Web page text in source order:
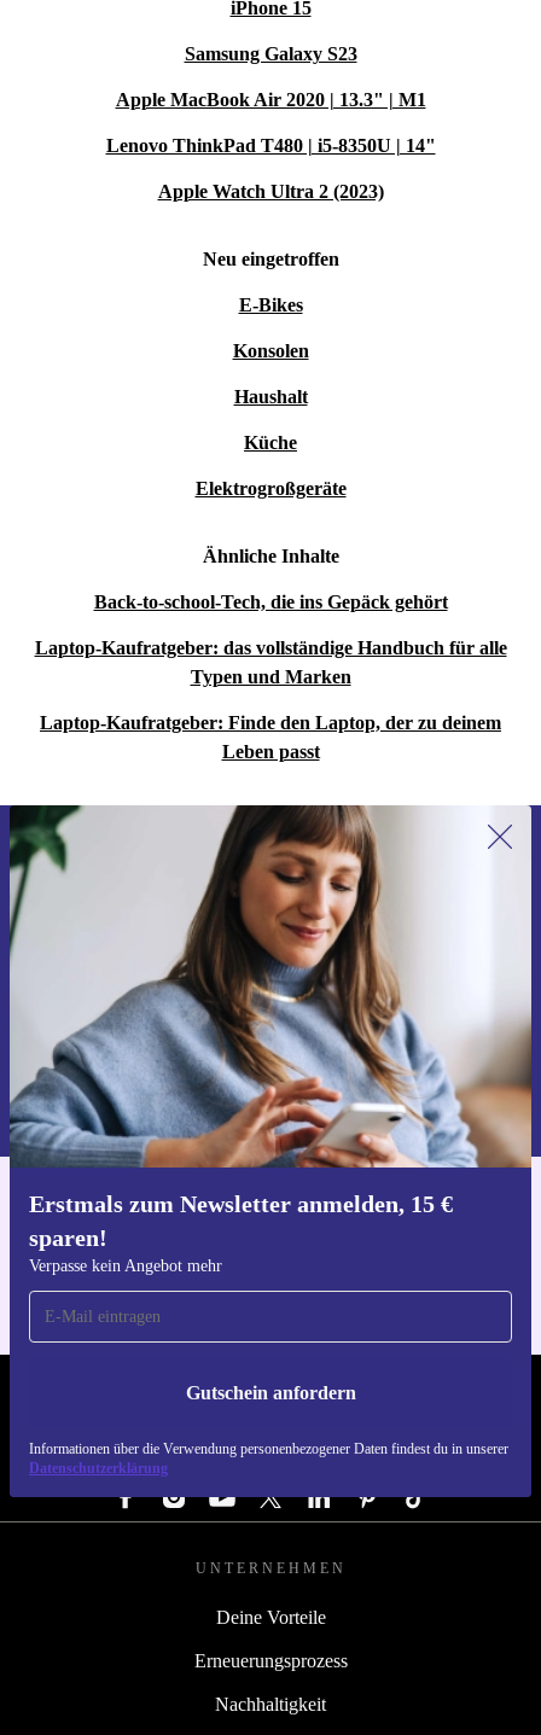
iPhone 15
Samsung Galaxy S23
Apple MacBook Air 2020 | 13.3" | M1
Lenovo ThinkPad T480 | i5-8350U | 14"
Apple Watch Ultra 2 (2023)
Neu eingetroffen
E-Bikes
Konsolen
Haushalt
Küche
Elektrogroßgeräte
Ähnliche Inhalte
Back-to-school-Tech, die ins Gepäck gehört
Laptop-Kaufratgeber: das vollständige Handbuch für alle
Typen und Marken
Laptop-Kaufratgeber: Finde den Laptop, der zu deinem
Leben passt
Erstmals zum Newsletter anmelden, 15 €
sparen!
Verpasse kein Angebot mehr
Gutschein anfordern
Informationen über die Verwendung personenbezogener Daten findest du in unserer
Datenschutzerklärung
Erstmals zum Newsletter anmelden,
15 € sparen!
Verpasse kein Angebot mehr.
Gutschein anfordern
Informationen über die Verwendung personenbezogener Daten findest
du in unserer
Datenschutzerklärung.
Hol dir die refurbed-App
REFURBED DEUTSCHLAND - RETHINK NEW.
FOLGE UNS
UNTERNEHMEN
Deine Vorteile
Erneuerungsprozess
Nachhaltigkeit